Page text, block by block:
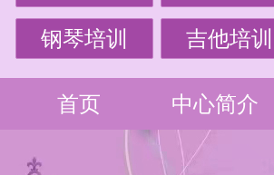
钢琴培训 吉他培训
首页 中心简介